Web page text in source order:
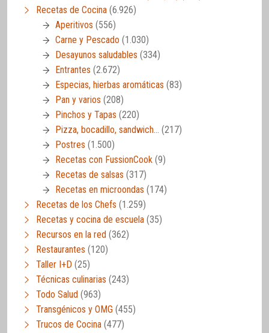
Recetas de Cocina (6.926)
Aperitivos (556)
Carne y Pescado (1.030)
Desayunos saludables (334)
Entrantes (2.672)
Especias, hierbas aromáticas (83)
Pan y varios (208)
Pinchos y Tapas (220)
Pizza, bocadillo, sandwich… (217)
Postres (1.500)
Recetas con FussionCook (9)
Recetas de salsas (317)
Recetas en microondas (174)
Recetas de los Chefs (1.259)
Recetas y cocina de escuela (35)
Recursos en la red (362)
Restaurantes (120)
Taller I+D (25)
Técnicas culinarias (243)
Todo Salud (963)
Transgénicos y OMG (455)
Trucos de Cocina (477)